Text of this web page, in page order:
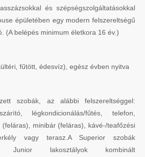
és szépségszolgáltatásokkal
épületében egy modern felszereltségű
(A belépés minimum életkora 16 év.)
fűtött, édesvíz), egész évben nyitva
szobák, az alábbi felszereltséggel:
légkondicionálás/fűtés, telefon,
(feláras), minibár (feláras), kávé-/teafőzési
vagy terasz.A Superior szobák
lakosztályok kombinált